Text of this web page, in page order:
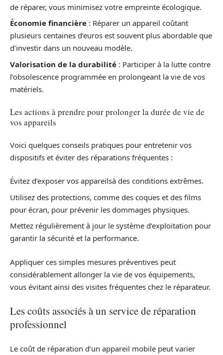
de réparer, vous minimisez votre empreinte écologique.
Économie financière : Réparer un appareil coûtant
plusieurs centaines d’euros est souvent plus abordable que
d’investir dans un nouveau modèle.
Valorisation de la durabilité : Participer à la lutte contre
l’obsolescence programmée en prolongeant la vie de vos
matériels.
Les actions à prendre pour prolonger la durée de vie de
vos appareils
Voici quelques conseils pratiques pour entretenir vos
dispositifs et éviter des réparations fréquentes :
Évitez d’exposer vos appareilsà des conditions extrêmes.
Utilisez des protections, comme des coques et des films
pour écran, pour prévenir les dommages physiques.
Mettez régulièrement à jour le système d’exploitation pour
garantir la sécurité et la performance.
Appliquer ces simples mesures préventives peut
considérablement allonger la vie de vos équipements,
vous évitant ainsi des visites fréquentes chez le réparateur.
Les coûts associés à un service de réparation
professionnel
Le coût de réparation d’un appareil mobile peut varier